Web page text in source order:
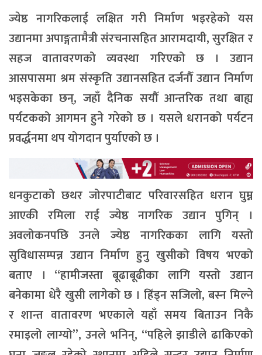
ज्येष्ठ नागरिकलाई लक्षित गरी निर्माण भइरहेको यस
उद्यानमा अपाङ्गतामैत्री संरचनासहित आरामदायी, सुरक्षित र
सहज वातावरणको व्यवस्था गरिएको छ । उद्यान
आसपासमा श्रम संस्कृति उद्यानसहित दर्जनौँ उद्यान निर्माण
भइसकेका छन्, जहाँ दैनिक सयौँ आन्तरिक तथा बाह्य
पर्यटकको आगमन हुने गरेको छ । यसले धरानको पर्यटन
प्रवर्द्धनमा थप योगदान पुर्याएको छ ।
धनकुटाको छथर जोरपाटीबाट परिवारसहित धरान घुम्न
आएकी रमिला राई ज्येष्ठ नागरिक उद्यान पुगिन् ।
अवलोकनपछि उनले ज्येष्ठ नागरिकका लागि यस्तो
सुविधासम्पन्न उद्यान निर्माण हुनु खुसीको विषय भएको
बताए । “हामीजस्ता बूढाबूढीका लागि यस्तो उद्यान
बनेकामा धेरै खुसी लागेको छ । हिँड्न सजिलो, बस्न मिल्ने
र शान्त वातावरण भएकाले यहाँ समय बिताउन निकै
रमाइलो लाग्यो”, उनले भनिन्, “पहिले झाडीले ढाकिएको